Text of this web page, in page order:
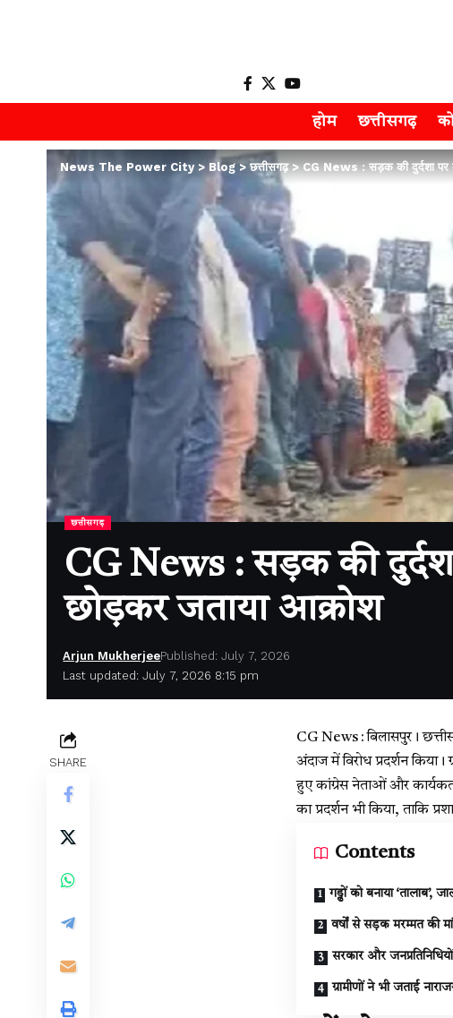
होम छत्तीसगढ़
News The Power City> Blog > छत्तीसगढ़>CG News : सड़क की दुर्दशा पर
छत्तीसगढ़
CG News : सड़क की
छोड़कर जताया आक्रोश
Last updated: July 7, 2026 8:15 pm
Arjun MukherjeePublished: July 7, 2026
SHARE
CG News : बिलासपुर।
अंदाज में विरोध प्रदर्शन
हुए कांग्रेस नेताओं और
का प्रदर्शन भी किया, ताकि
Contents
गड्ढों को बनाया ‘तालाब’,
वर्षों से सड़क मरम्मत की
सरकार और
ग्रामीणों ने भी जताई